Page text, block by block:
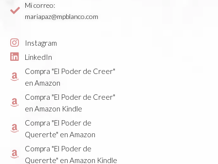
Mi correo:
mariapaz@mpblanco.com
Instagram
LinkedIn
Compra "El Poder de Creer"
en Amazon
Compra "El Poder de Creer"
en Amazon Kindle
Compra "El Poder de
Quererte" en Amazon
Compra "El Poder de
Quererte" en Amazon Kindle